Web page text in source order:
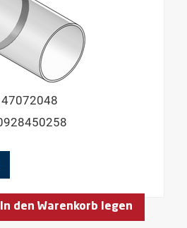
47072048
In den Warenkorb legen